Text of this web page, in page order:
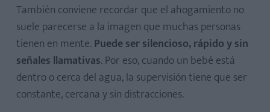
También conviene recordar que el ahogamiento no
suele parecerse a la imagen que muchas personas
tienen en mente. Puede ser silencioso, rápido y sin
señales llamativas. Por eso, cuando un bebé está
dentro o cerca del agua, la supervisión tiene que ser
constante, cercana y sin distracciones.